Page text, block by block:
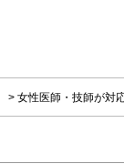
女性医師・技師が対